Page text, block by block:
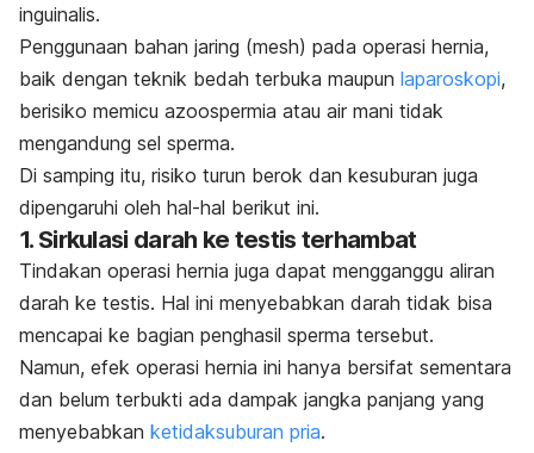
inguinalis.
Penggunaan bahan jaring (mesh) pada operasi hernia,
baik dengan teknik bedah terbuka maupun laparoskopi,
berisiko memicu azoospermia atau air mani tidak
mengandung sel sperma.
Di samping itu, risiko turun berok dan kesuburan juga
dipengaruhi oleh hal-hal berikut ini.
1. Sirkulasi darah ke testis terhambat
Tindakan operasi hernia juga dapat mengganggu aliran
darah ke testis. Hal ini menyebabkan darah tidak bisa
mencapai ke bagian penghasil sperma tersebut.
Namun, efek operasi hernia ini hanya bersifat sementara
dan belum terbukti ada dampak jangka panjang yang
menyebabkan ketidaksuburan pria.